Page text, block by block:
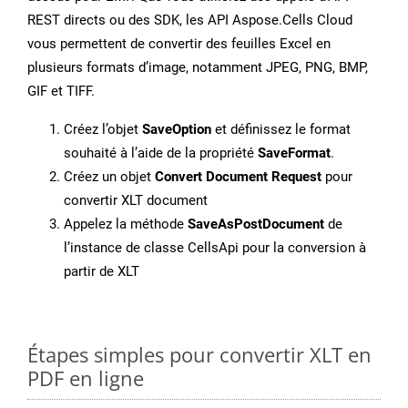
REST directs ou des SDK, les API Aspose.Cells Cloud
vous permettent de convertir des feuilles Excel en
plusieurs formats d’image, notamment JPEG, PNG, BMP,
GIF et TIFF.
Créez l’objet SaveOption et définissez le format
souhaité à l’aide de la propriété SaveFormat.
Créez un objet Convert Document Request pour
convertir XLT document
Appelez la méthode SaveAsPostDocument de
l’instance de classe CellsApi pour la conversion à
partir de XLT
Étapes simples pour convertir XLT en
PDF en ligne